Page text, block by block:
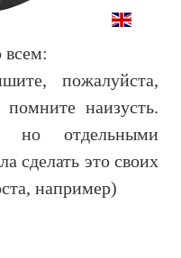
всем:
пожалуйста,
помните наизусть.
отдельными
сделать это своих
например)